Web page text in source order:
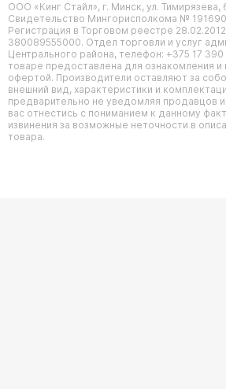
ООО «Кинг Стайл», г. Минск, ул. Тимирязева,
Свидетельство Мингорисполкома №
Регистрация в Торговом реестре
380089555000. Отдел торговли и услуг
Центрального района, телефон: +375 17
товаре предоставлена для ознакомления и
офертой. Производители оставляют за
внешний вид, характеристики и
предварительно не уведомляя продавцов
вас отнестись с пониманием к данному
извинения за возможные неточности в
товара.